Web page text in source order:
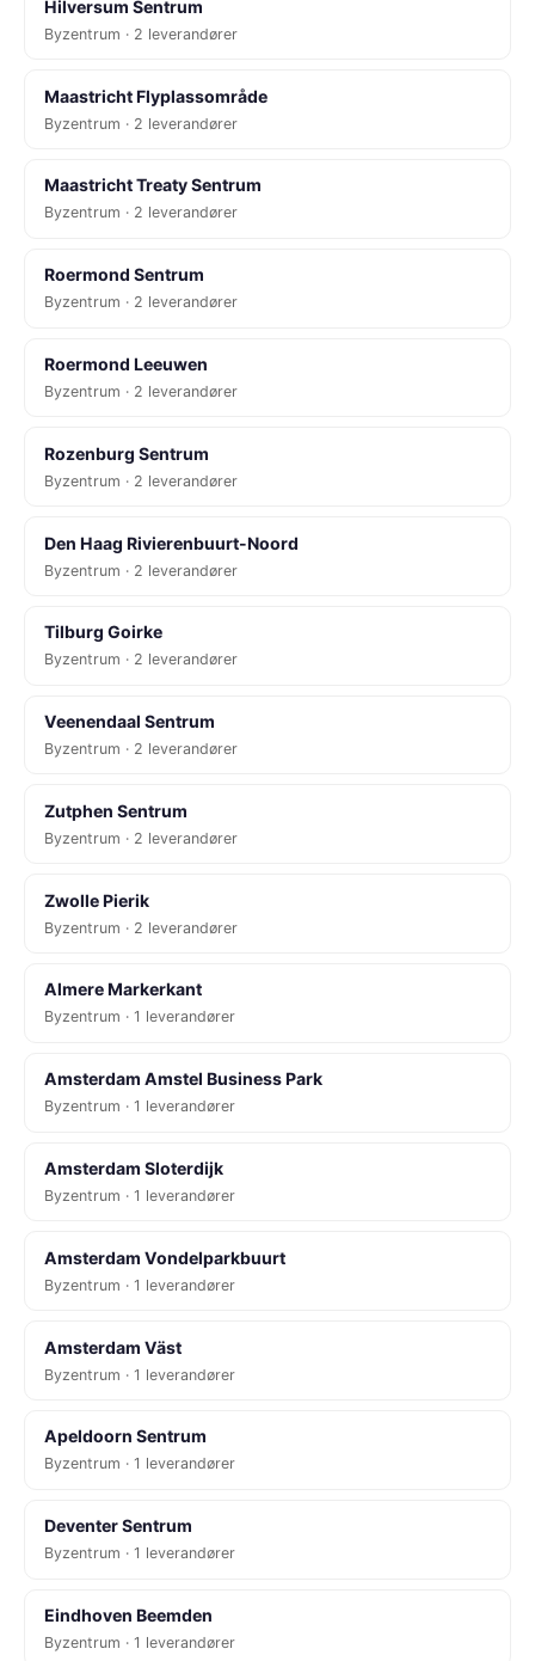
Hilversum Sentrum
Byzentrum · 2 leverandører
Maastricht Flyplassområde
Byzentrum · 2 leverandører
Maastricht Treaty Sentrum
Byzentrum · 2 leverandører
Roermond Sentrum
Byzentrum · 2 leverandører
Roermond Leeuwen
Byzentrum · 2 leverandører
Rozenburg Sentrum
Byzentrum · 2 leverandører
Den Haag Rivierenbuurt-Noord
Byzentrum · 2 leverandører
Tilburg Goirke
Byzentrum · 2 leverandører
Veenendaal Sentrum
Byzentrum · 2 leverandører
Zutphen Sentrum
Byzentrum · 2 leverandører
Zwolle Pierik
Byzentrum · 2 leverandører
Almere Markerkant
Byzentrum · 1 leverandører
Amsterdam Amstel Business Park
Byzentrum · 1 leverandører
Amsterdam Sloterdijk
Byzentrum · 1 leverandører
Amsterdam Vondelparkbuurt
Byzentrum · 1 leverandører
Amsterdam Väst
Byzentrum · 1 leverandører
Apeldoorn Sentrum
Byzentrum · 1 leverandører
Deventer Sentrum
Byzentrum · 1 leverandører
Eindhoven Beemden
Byzentrum · 1 leverandører